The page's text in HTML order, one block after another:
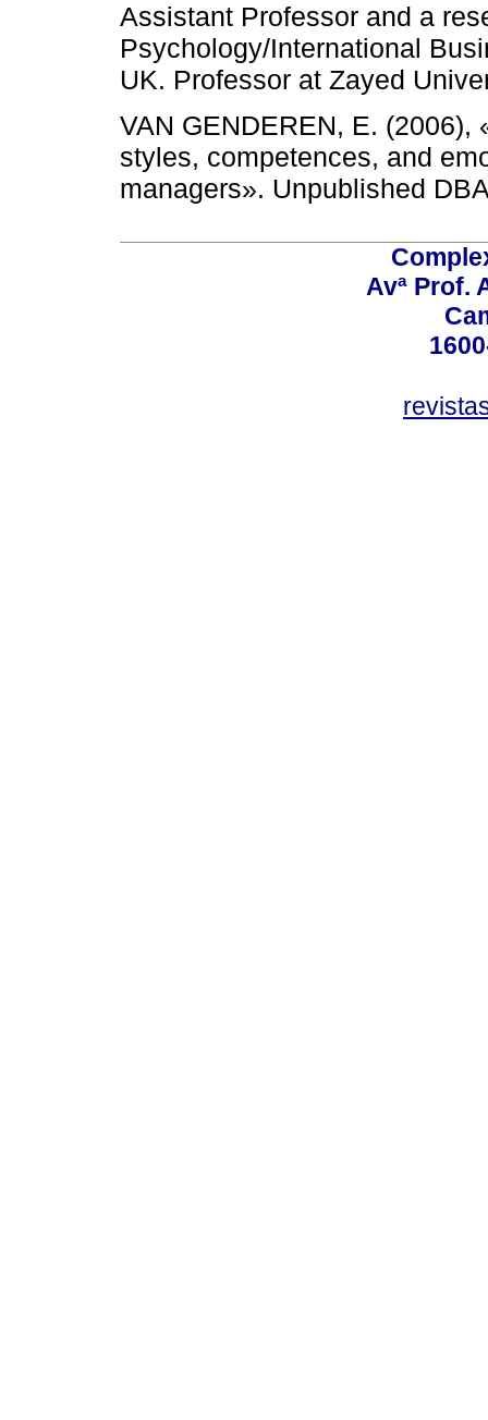
Assistant Professor and a
Psychology/International
UK. Professor at Zayed
VAN GENDEREN, E.
styles, competences, and
managers». Unpublished
Avª Prof.